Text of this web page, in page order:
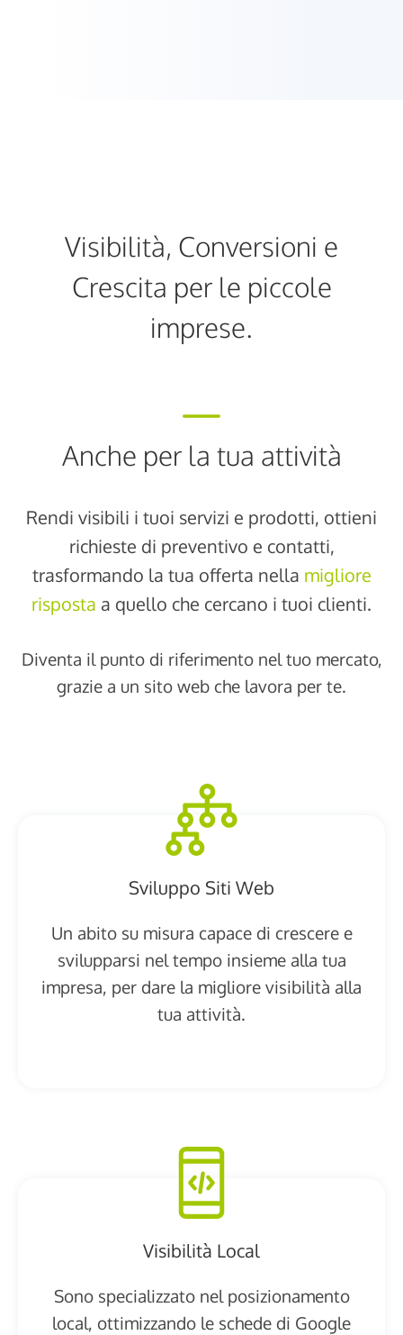
Visibilità, Conversioni e
Crescita per le piccole
imprese.
Anche per la tua attività
Rendi visibili i tuoi servizi e prodotti, ottieni
richieste di preventivo e contatti,
trasformando la tua offerta nella migliore
risposta a quello che cercano i tuoi clienti.
Diventa il punto di riferimento nel tuo mercato,
grazie a un sito web che lavora per te.
Sviluppo Siti Web
Un abito su misura capace di crescere e
svilupparsi nel tempo insieme alla tua
impresa, per dare la migliore visibilità alla
tua attività.
Visibilità Local
Sono specializzato nel posizionamento
local, ottimizzando le schede di Google